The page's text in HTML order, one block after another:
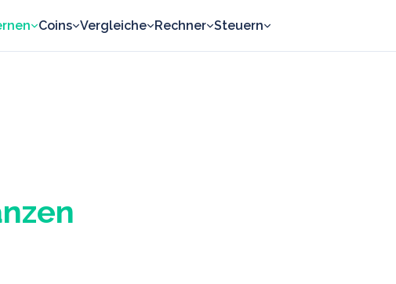
Coins Vergleiche Rechner Steuern